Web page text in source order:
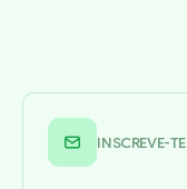
INSCREVE-